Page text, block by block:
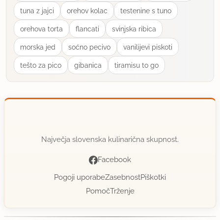
Dipsi
član od 2004
11.12.2005 ob 21:19
Koliko časa pa zdržijo piškoti? Če bi jih spekla v
tem tednu ali bi bili za Božič ali Novo leto še v
uporabno
Mislim, da smetana in čokolada ne smeta zavreti.
tuna z jajci orehov kolac testenine s tuno
orehova torta flancati svinjska ribica
morska jed soćno pecivo vanilijevi piskoti
tešto za pico gibanica tiramisu to go
Največja slovenska kulinarična skupnost.
Facebook
Pogoji uporabeZasebnostPiškotki
PomočTrženje